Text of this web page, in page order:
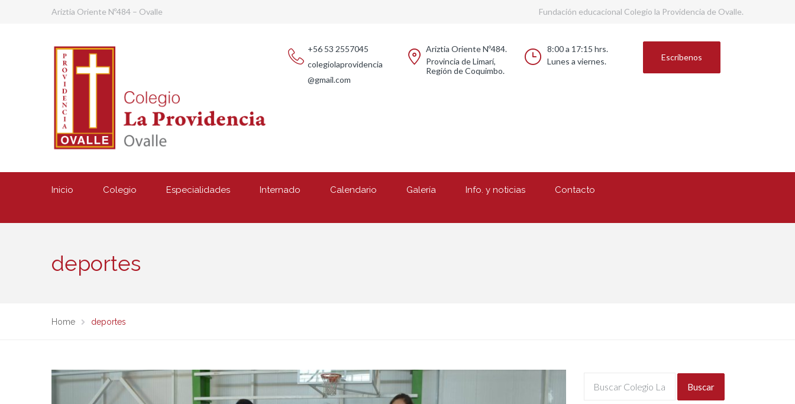
Ariztia Oriente Nº484 – Ovalle Fundación educacional Colegio la Providencia de Ovalle.
+56 53 2557045
colegiolaprovidencia
@gmail.com
Ariztia Oriente Nº484.
Provincia de Limarí,
Región de Coquimbo.
8:00 a 17:15 hrs.
Lunes a viernes.
Escríbenos
Inicio Colegio Especialidades Internado Calendario Galería Info. y noticias Contacto
deportes
Home deportes
Buscar